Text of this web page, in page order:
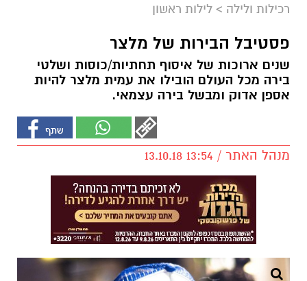
רכילות ולילה > לילות ראשון
פסטיבל הבירות של מלצר
שנים ארוכות של איסוף תחתיות/כוסות ושלטי
בירה מכל העולם הובילו את עמית מלצר להיות
אספן אדוק ומבשל בירה עצמאי.
מנהל האתר / 13:54 13.10.18